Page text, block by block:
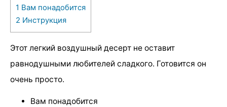
1 Вам понадобится
2 Инструкция
Этот легкий воздушный десерт не оставит
равнодушными любителей сладкого. Готовится он
очень просто.
Вам понадобится